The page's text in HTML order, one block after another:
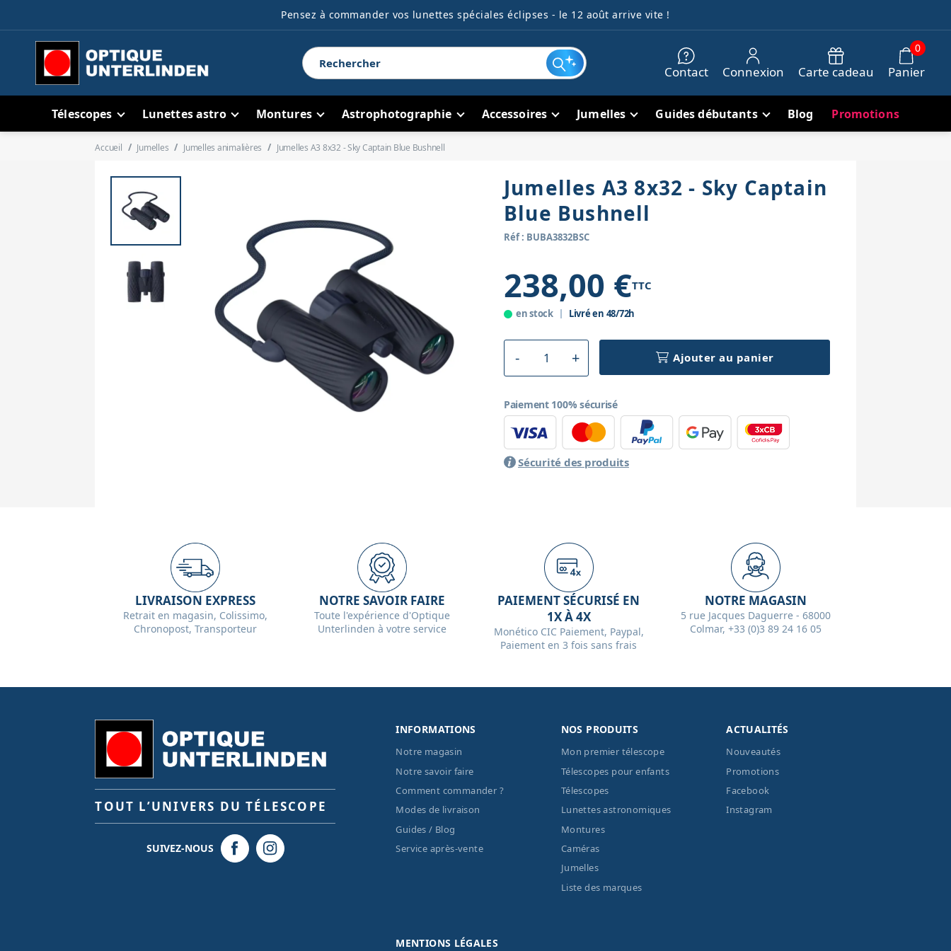
Pensez à commander vos lunettes spéciales éclipses - le 12 août arrive vite !
Contact Connexion Carte cadeau Panier
0
Télescopes Lunettes astro Montures Astrophotographie Accessoires Jumelles Guides débutants Blog Promotions
Accueil Jumelles Jumelles animalières Jumelles A3 8x32 - Sky Captain Blue Bushnell
Jumelles A3 8x32 - Sky Captain
Blue Bushnell
Réf : BUBA3832BSC
238,00 €TTC
en stock Livré en 48/72h
Ajouter au panier
Paiement 100% sécurisé
Sécurité des produits
LIVRAISON EXPRESS
Retrait en magasin, Colissimo,
Chronopost, Transporteur
NOTRE SAVOIR FAIRE
Toute l'expérience d'Optique
Unterlinden à votre service
PAIEMENT SÉCURISÉ EN
1X À 4X
Monético CIC Paiement, Paypal,
Paiement en 3 fois sans frais
NOTRE MAGASIN
5 rue Jacques Daguerre - 68000
Colmar, +33 (0)3 89 24 16 05
TOUT L’UNIVERS DU TÉLESCOPE
SUIVEZ-NOUS
INFORMATIONS
Notre magasin
Notre savoir faire
Comment commander ?
Modes de livraison
Guides / Blog
Service après-vente
NOS PRODUITS
Mon premier télescope
Télescopes pour enfants
Télescopes
Lunettes astronomiques
Montures
Caméras
Jumelles
Liste des marques
ACTUALITÉS
Nouveautés
Promotions
Facebook
Instagram
MENTIONS LÉGALES